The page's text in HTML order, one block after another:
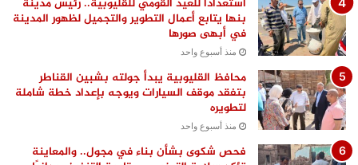
بنها يتابع أعمال التطوير والتجميل لظهور المدينة
في أبهى صورها
منذ أسبوع واحد
محافظ القليوبية يبدأ جولته بشبين القناطر
بتفقد موقف السيارات ويوجه بإعداد خطة شاملة
لتطويره
منذ أسبوع واحد
فحص شكوى بشأن بناء في مجول.. والمعاينة